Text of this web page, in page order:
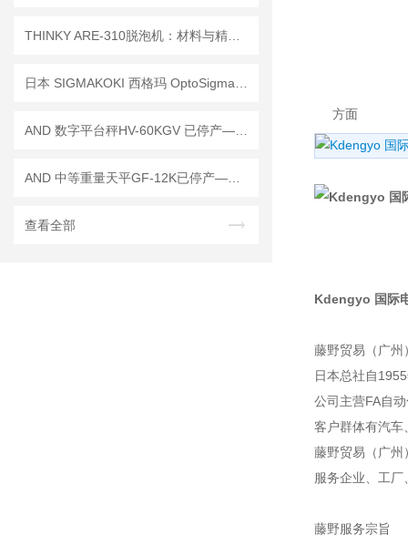
查看全部
方面
Kdengyo 国际
藤野贸易（广州
日本总社自
公司主营FA自
客户群体有汽车
藤野贸易（广州
服务企业、工
藤野服务宗旨